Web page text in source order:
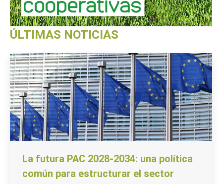
ÚLTIMAS NOTICIAS
La futura PAC 2028-2034: una política
común para estructurar el sector